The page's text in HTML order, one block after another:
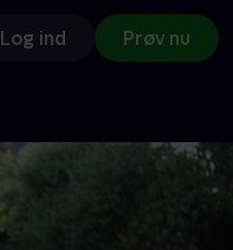
Log ind Prøv nu